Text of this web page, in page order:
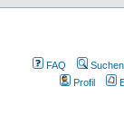
FAQ
Suchen
Profil